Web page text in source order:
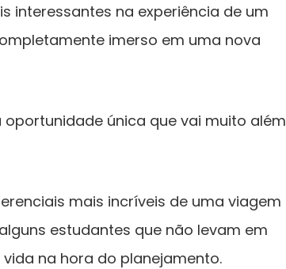
interessantes na experiência de um
imerso em uma nova
única que vai muito além
mais incríveis de uma viagem
estudantes que não levam em
na hora do planejamento.